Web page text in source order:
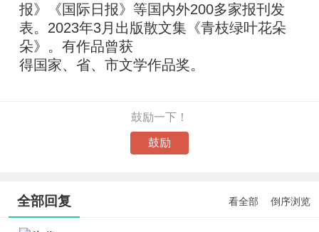
报》《国际日报》等国内外200多家报刊发
表。2023年3月出版散文集《青枝绿叶花朵
朵》。有作品曾获
得国家、省、市文学作品奖。
鼓励一下！
鼓励
全部回复 看全部 倒序浏览